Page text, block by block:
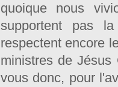
quoique nous
supportent pas
respectent encore
ministres de
vous donc, pour